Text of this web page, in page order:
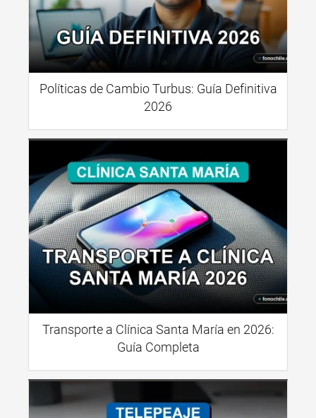
Políticas de Cambio Turbus: Guía Definitiva
2026
Transporte a Clínica Santa María en 2026:
Guía Completa